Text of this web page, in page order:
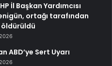
İl Başkan Yardımcısı
ortağı tarafından
ABD’ye Sert Uyarı